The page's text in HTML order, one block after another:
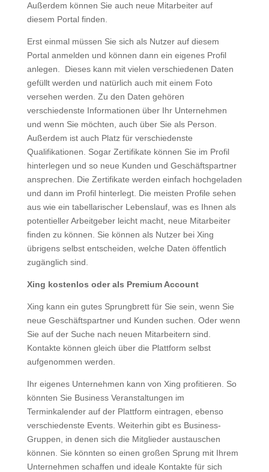
Außerdem können Sie auch neue Mitarbeiter auf
diesem Portal finden.
Erst einmal müssen Sie sich als Nutzer auf diesem
Portal anmelden und können dann ein eigenes Profil
anlegen. Dieses kann mit vielen verschiedenen Daten
gefüllt werden und natürlich auch mit einem Foto
versehen werden. Zu den Daten gehören
verschiedenste Informationen über Ihr Unternehmen
und wenn Sie möchten, auch über Sie als Person.
Außerdem ist auch Platz für verschiedenste
Qualifikationen. Sogar Zertifikate können Sie im Profil
hinterlegen und so neue Kunden und Geschäftspartner
ansprechen. Die Zertifikate werden einfach hochgeladen
und dann im Profil hinterlegt. Die meisten Profile sehen
aus wie ein tabellarischer Lebenslauf, was es Ihnen als
potentieller Arbeitgeber leicht macht, neue Mitarbeiter
finden zu können. Sie können als Nutzer bei Xing
übrigens selbst entscheiden, welche Daten öffentlich
zugänglich sind.
Xing kostenlos oder als Premium Account
Xing kann ein gutes Sprungbrett für Sie sein, wenn Sie
neue Geschäftspartner und Kunden suchen. Oder wenn
Sie auf der Suche nach neuen Mitarbeitern sind.
Kontakte können gleich über die Plattform selbst
aufgenommen werden.
Ihr eigenes Unternehmen kann von Xing profitieren. So
könnten Sie Business Veranstaltungen im
Terminkalender auf der Plattform eintragen, ebenso
verschiedenste Events. Weiterhin gibt es Business-
Gruppen, in denen sich die Mitglieder austauschen
können. Sie könnten so einen großen Sprung mit Ihrem
Unternehmen schaffen und ideale Kontakte für sich